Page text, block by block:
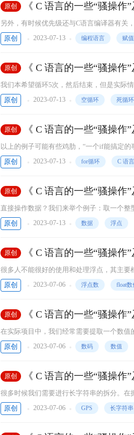
原创 《 C 语言的一些“骚操
另外，有时候优先级还与C语言编译器有关
以，为了代码的可植移性、正确性以及可
原创 2023-07-13 编程语言 赋
原创 《 C 语言的一些“骚操
我们本希望循环5次，然后结束，但是实际
因在于i的类型，无符号整型是永远不小于0
原创 2023-07-13 空循环 死循环
原创 《 C 语言的一些“骚操
以上的例子可能有些鸡肋，“一个if能搞定
环的灵活用法。深入理解了它的本质，有
原创 2023-07-13 for循环 C 语言
原创
《 C 语言的一些“骚操
的四舍五入与比较
直接操作数据？我们来举个例子：取一个
原创 2023-07-13 数据 浮点
原创 《 C 语言的一些“骚操
很多人不能很好的使用和处理浮点，其主
常有人问我：“如何使用串口来发送一个浮
原创 2023-07-06 浮点数 float数
原创
《 C 语言的一些“骚操
的实质与使用技巧
在实际项目中，我们经常需要提取一个数
串，都会涉及到这一操作。
原创 2023-07-06 数码 数值
原创 《 C 语言的一些“骚操
很多时候我们需要进行长字符串的拆分。
原创 2023-07-06 GPS 长字符串